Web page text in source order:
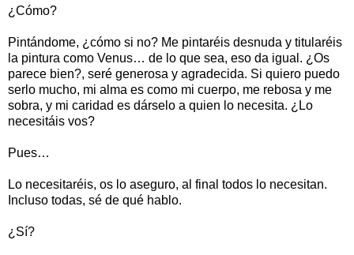
¿Cómo?
Pintándome, ¿cómo si no? Me pintaréis desnuda y titularéis
la pintura como Venus… de lo que sea, eso da igual. ¿Os
parece bien?, seré generosa y agradecida. Si quiero puedo
serlo mucho, mi alma es como mi cuerpo, me rebosa y me
sobra, y mi caridad es dárselo a quien lo necesita. ¿Lo
necesitáis vos?
Pues…
Lo necesitaréis, os lo aseguro, al final todos lo necesitan.
Incluso todas, sé de qué hablo.
¿Sí?